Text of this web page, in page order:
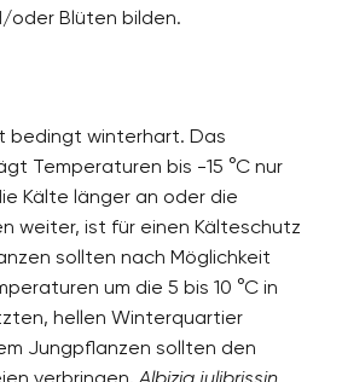
oder Blüten bilden.
bedingt winterhart. Das
Temperaturen bis -15 °C nur
Kälte länger an oder die
weiter, ist für einen Kälteschutz
sollten nach Möglichkeit
um die 5 bis 10 °C in
hellen Winterquartier
Jungpflanzen sollten den